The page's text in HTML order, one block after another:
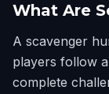
What Are
A scavenger
players follow
complete